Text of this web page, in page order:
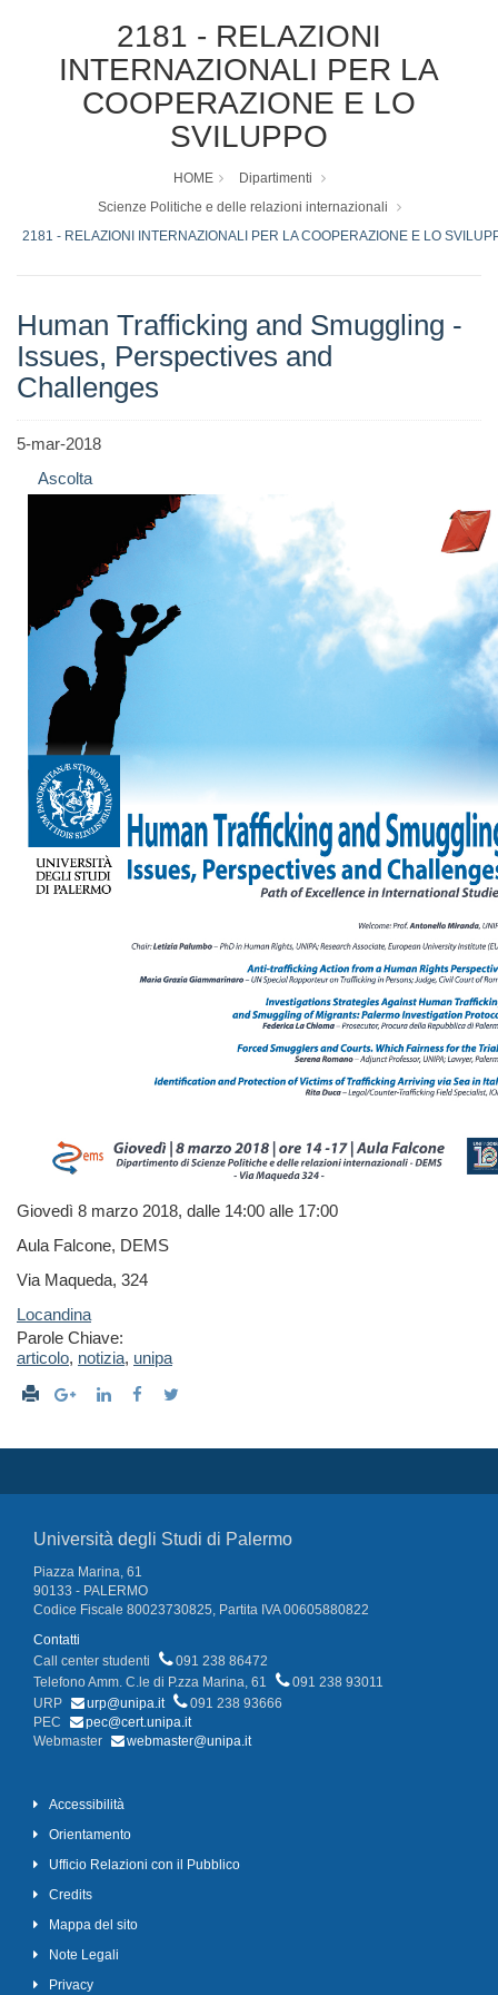
2181 - RELAZIONI
INTERNAZIONALI PER LA
COOPERAZIONE E LO
SVILUPPO
HOME
Dipartimenti
Scienze Politiche e delle relazioni internazionali
2181 - RELAZIONI INTERNAZIONALI PER LA COOPERAZIONE E LO
Human Trafficking and Smuggling -
Issues, Perspectives and
Challenges
5-mar-2018
Ascolta
Giovedì 8 marzo 2018, dalle 14:00 alle 17:00
Aula Falcone, DEMS
Via Maqueda, 324
Locandina
Parole Chiave:
articolo, notizia, unipa
Università degli Studi di Palermo
Piazza Marina, 61
90133 - PALERMO
Codice Fiscale 80023730825, Partita IVA 00605880822
Contatti
Call center studenti
091 238 86472
Telefono Amm. C.le di P.zza Marina, 61
091 238 93011
URP
urp@unipa.it
091 238 93666
PEC
pec@cert.unipa.it
Webmaster
webmaster@unipa.it
Accessibilità
Orientamento
Ufficio Relazioni con il Pubblico
Credits
Mappa del sito
Note Legali
Privacy